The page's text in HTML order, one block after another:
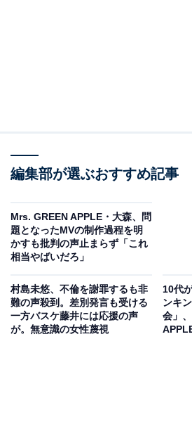
編集部が選ぶおすすめ記事
Mrs. GREEN APPLE・大森、問
題となったMVの制作過程を明
かすも批判の声止まらず「これ
相当やばいだろ」
村島未悠、不倫を謝罪するも非
難の声殺到。差別発言も受ける
一方バスケ藤井には応援の声
が。無意識の女性蔑視
10代
ンキ
会」